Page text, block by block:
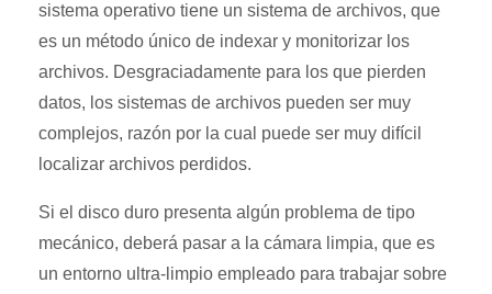
sistema operativo tiene un sistema de archivos, que
es un método único de indexar y monitorizar los
archivos. Desgraciadamente para los que pierden
datos, los sistemas de archivos pueden ser muy
complejos, razón por la cual puede ser muy difícil
localizar archivos perdidos.
Si el disco duro presenta algún problema de tipo
mecánico, deberá pasar a la cámara limpia, que es
un entorno ultra-limpio empleado para trabajar sobre